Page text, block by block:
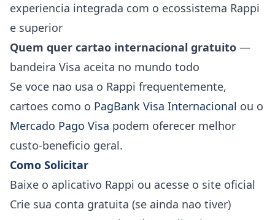
experiencia integrada com o ecossistema Rappi
e superior
Quem quer cartao internacional gratuito —
bandeira Visa aceita no mundo todo
Se voce nao usa o Rappi frequentemente,
cartoes como o PagBank Visa Internacional ou o
Mercado Pago Visa podem oferecer melhor
custo-beneficio geral.
Como Solicitar
Baixe o aplicativo Rappi ou acesse o site oficial
Crie sua conta gratuita (se ainda nao tiver)